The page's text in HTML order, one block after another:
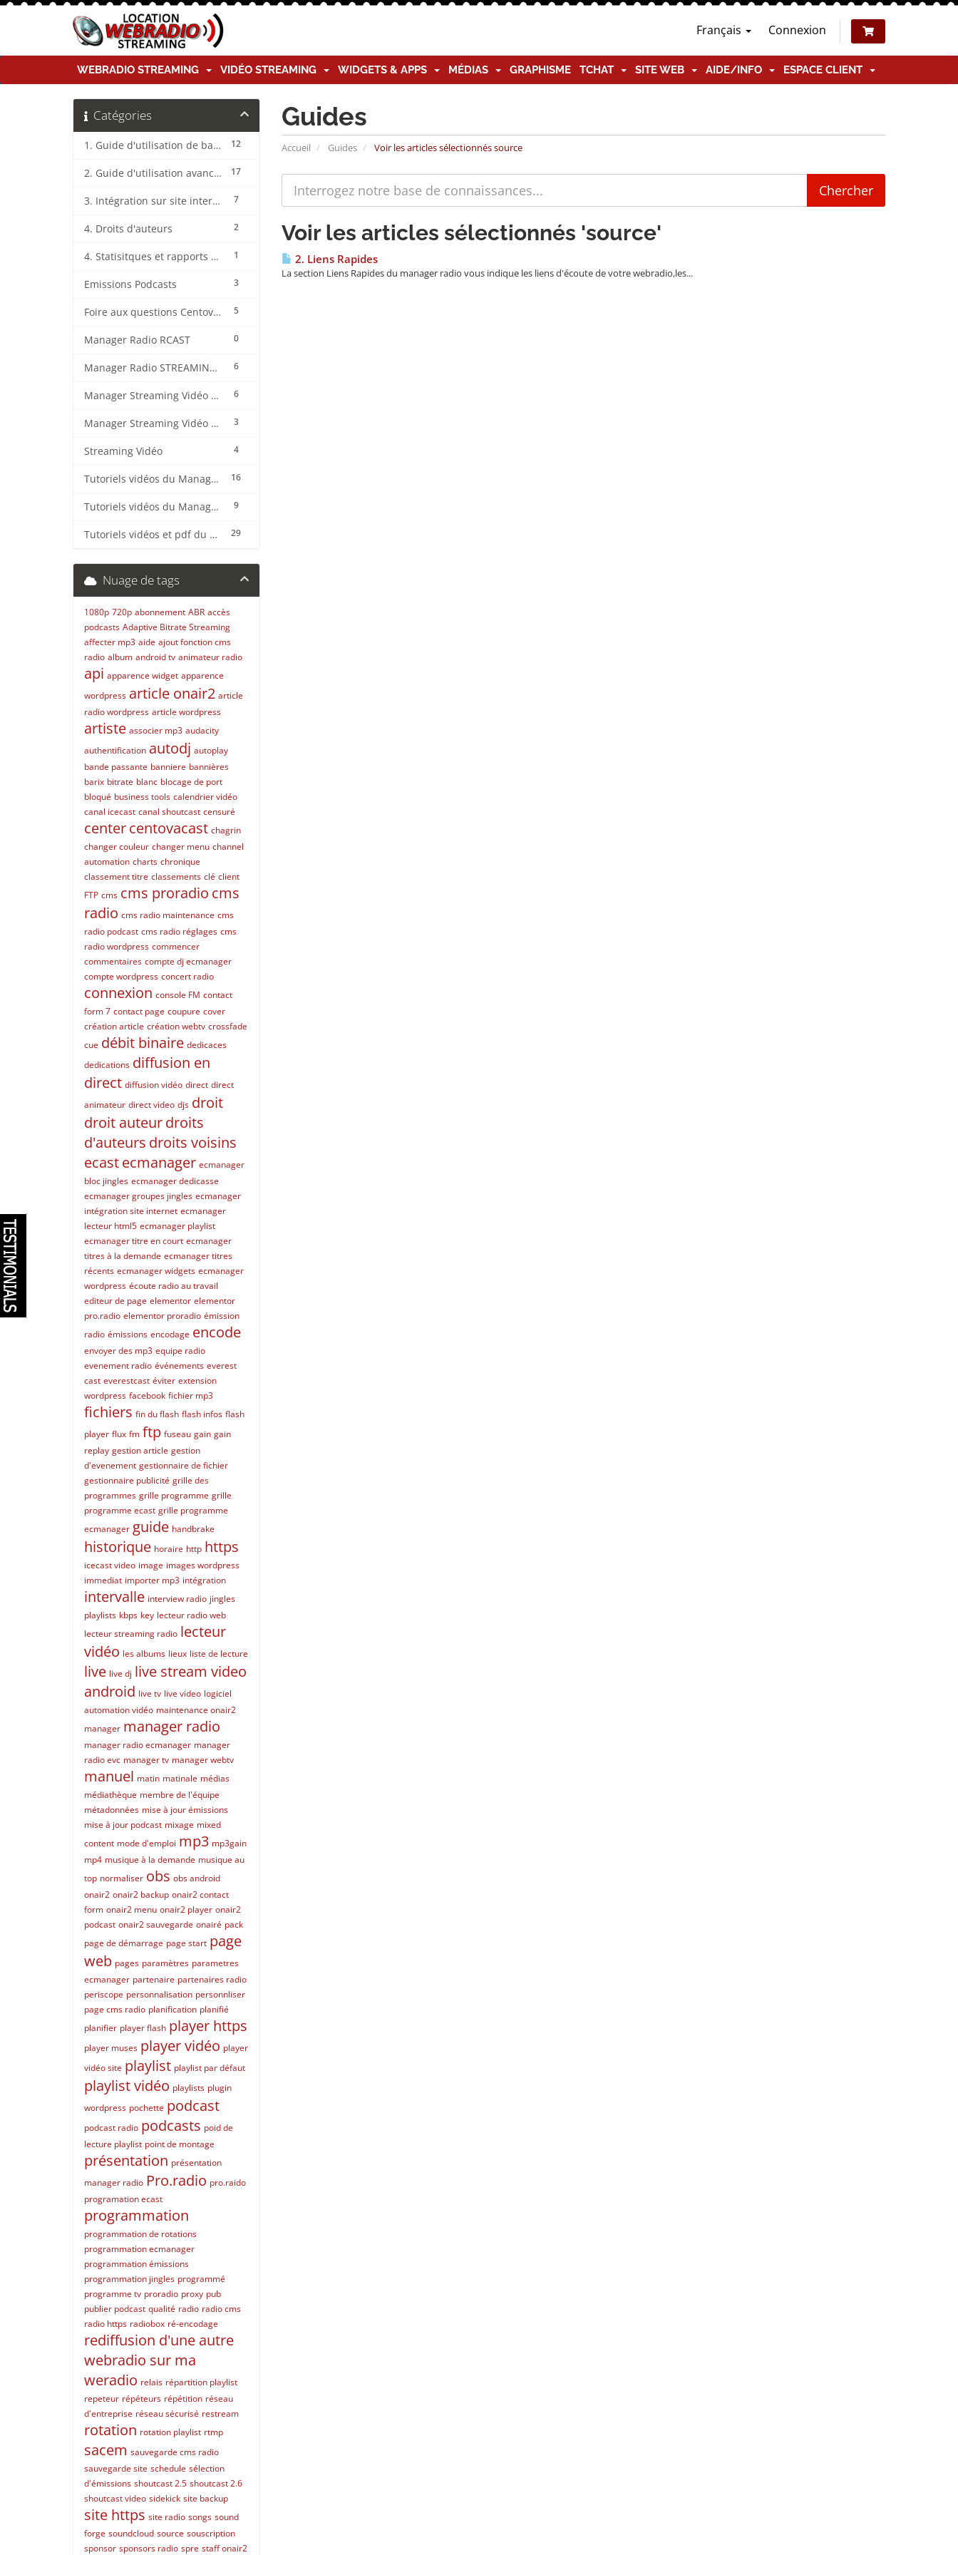
Français Connexion
WEBRADIO STREAMING VIDÉO STREAMING WIDGETS & APPS MÉDIAS GRAPHISME TCHAT SITE WEB AIDE/INFO ESPACE CLIENT
Guides
Accueil Guides Voir les articles sélectionnés source
Catégories
12
1. Guide d'utilisation de base CentovaCast
17
2. Guide d'utilisation avancée CentovaCast
7
3. Intégration sur site internet CentovaCast
2
4. Droits d'auteurs
1
4. Statisitques et rapports CentovaCast
3
Emissions Podcasts
5
Foire aux questions CentovaCast
0
Manager Radio RCAST
6
Manager Radio STREAMING CENTER
6
Manager Streaming Vidéo TVMCP
3
Manager Streaming Vidéo VDO
4
Streaming Vidéo
16
Tutoriels vidéos du Manager Radio CentovaCast
9
Tutoriels vidéos du Manager Radio STREAMING CENTER
29
Tutoriels vidéos et pdf du CMS Radio Wordpress + OnAir2/Pro.Radio
Voir les articles sélectionnés 'source'
2. Liens Rapides
La section Liens Rapides du manager radio vous indique les liens d'écoute de votre webradio,les...
Nuage de tags
1080p 720p abonnement ABR accès
podcasts Adaptive Bitrate Streaming
affecter mp3 aide ajout fonction cms
radio album android tv animateur radio
api apparence widget apparence
wordpress article onair2 article
radio wordpress article wordpress
artiste associer mp3 audacity
authentification autodj autoplay
bande passante banniere bannières
barix bitrate blanc blocage de port
bloqué business tools calendrier vidéo
canal icecast canal shoutcast censuré
centercentovacast chagrin
changer couleur changer menu channel
automation charts chronique
classement titre classements clé client
FTP cms cms proradio cms
radio cms radio maintenance cms
radio podcast cms radio réglages cms
radio wordpress commencer
commentaires compte dj ecmanager
compte wordpress concert radio
connexion console FM contact
form 7 contact page coupure cover
création article création webtv crossfade
cue débit binaire dedicaces
dedications diffusion en
direct diffusion vidéo direct direct
animateur direct video djs droit
droit auteurdroits
d'auteurs droits voisins
ecastecmanager ecmanager
bloc jingles ecmanager dedicasse
ecmanager groupes jingles ecmanager
intégration site internet ecmanager
lecteur html5 ecmanager playlist
ecmanager titre en court ecmanager
titres à la demande ecmanager titres
récents ecmanager widgets ecmanager
wordpress écoute radio au travail
editeur de page elementor elementor
pro.radio elementor proradio émission
radio émissions encodage encode
envoyer des mp3 equipe radio
evenement radio événements everest
cast everestcast éviter extension
wordpress facebook fichier mp3
fichiers fin du flash flash infos flash
player flux fm ftp fuseau gain gain
replay gestion article gestion
d'evenement gestionnaire de fichier
gestionnaire publicité grille des
programmes grille programme grille
programme ecast grille programme
ecmanager guide handbrake
historique horaire http https
icecast video image images wordpress
immediat importer mp3 intégration
intervalle interview radio jingles
playlists kbps key lecteur radio web
lecteur streaming radio lecteur
vidéo les albums lieux liste de lecture
live live dj live stream video
android live tv live video logiciel
automation vidéo maintenance onair2
manager manager radio
manager radio ecmanager manager
radio evc manager tv manager webtv
manuel matin matinale médias
médiathèque membre de l'équipe
métadonnées mise à jour émissions
mise à jour podcast mixage mixed
content mode d'emploi mp3 mp3gain
mp4 musique à la demande musique au
top normaliser obs obs android
onair2 onair2 backup onair2 contact
form onair2 menu onair2 player onair2
podcast onair2 sauvegarde onairé pack
page de démarrage page start page
web pages paramètres parametres
ecmanager partenaire partenaires radio
periscope personnalisation personnliser
page cms radio planification planifié
planifier player flash player https
player muses player vidéo player
vidéo site playlist playlist par défaut
playlist vidéo playlists plugin
wordpress pochette podcast
podcast radio podcasts poid de
lecture playlist point de montage
présentation présentation
manager radio Pro.radio pro.raido
programation ecast
programmation
programmation de rotations
programmation ecmanager
programmation émissions
programmation jingles programmé
programme tv proradio proxy pub
publier podcast qualité radio radio cms
radio https radiobox ré-encodage
rediffusion d'une autre
webradio sur ma
weradio relais répartition playlist
repeteur répéteurs répétition réseau
d'entreprise réseau sécurisé restream
rotation rotation playlist rtmp
sacem sauvegarde cms radio
sauvegarde site schedule sélection
d'émissions shoutcast 2.5 shoutcast 2.6
shoutcast video sidekick site backup
site https site radio songs sound
forge soundcloud source souscription
sponsor sponsors radio spre staff onair2